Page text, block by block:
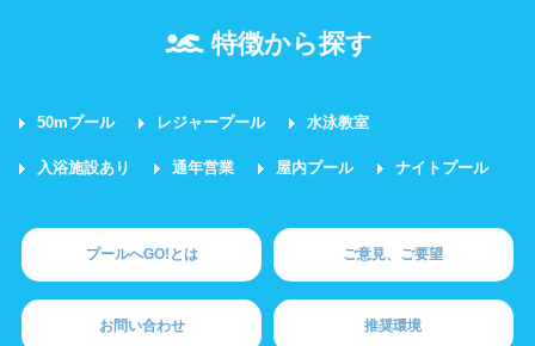
特徴から探す
50mプール レジャープール 水泳教室
入浴施設あり 通年営業 屋内プール ナイトプール
プールへGO!とは ご意見、ご要望
お問い合わせ 推奨環境